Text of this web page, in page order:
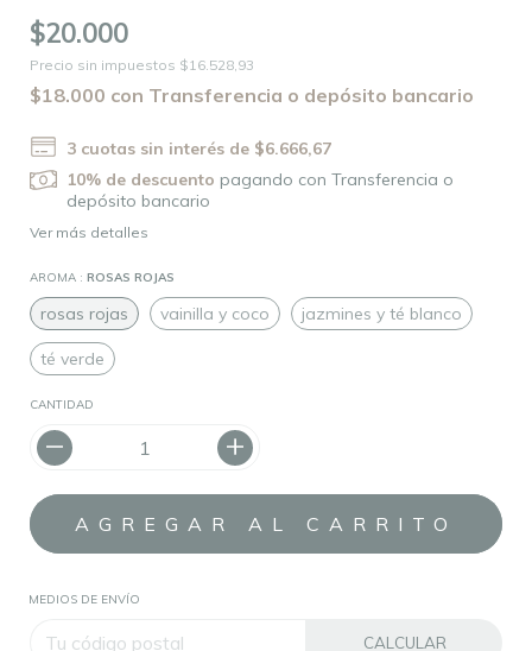
$20.000
Precio sin impuestos $16.528,93
$18.000 con Transferencia o depósito bancario
3 cuotas sin interés de $6.666,67
10% de descuento pagando con Transferencia o
depósito bancario
Ver más detalles
AROMA : ROSAS ROJAS
rosas rojas vainilla y coco jazmines y té blanco
té verde
CANTIDAD
MEDIOS DE ENVÍO
CALCULAR